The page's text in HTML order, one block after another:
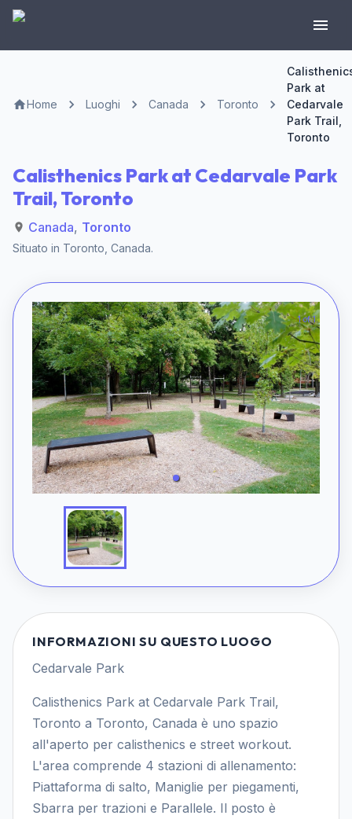
Home Luoghi Canada Toronto
Park at
Cedarvale
Park Trail,
Toronto
Calisthenics Park at Cedarvale Park
Trail, Toronto
Canada, Toronto
Situato in Toronto Canada.
1 of 1
INFORMAZIONI SU QUESTO LUOGO
Cedarvale Park
Calisthenics Park at Cedarvale Park Trail,
Toronto a Toronto, Canada è uno spazio
all'aperto per calisthenics e street workout.
L'area comprende 4 stazioni di allenamento:
Piattaforma di salto, Maniglie per piegamenti,
Sbarra per trazioni e Parallele. Il posto è